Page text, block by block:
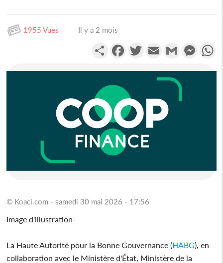
1955 Vues Il y a 2 mois
PartagerFacebookTwitterEmail Gmail
© Koaci.com - samedi 30 mai 2026 - 17:56
Image d'illustration-
La Haute Autorité pour la Bonne Gouvernance (HABG), en
collaboration avec le Ministère d'État, Ministère de la